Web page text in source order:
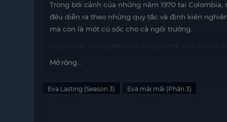
Trong bối cảnh của những năm 1970 tại
đều diễn ra theo những quy tắc và định kiến
mà còn là một cú sốc cho cả ngôi trường.
Cô gái này mang đến một làn gió mới, thách thức
mạnh mẽ, cô đã khiến cho nhiều chàng trai trong
Hành trình của cô không chỉ là việc tìm kiếm bản
Mở rộng...
Eva Lasting (Season 3) Eva mãi mãi (Phần 3)